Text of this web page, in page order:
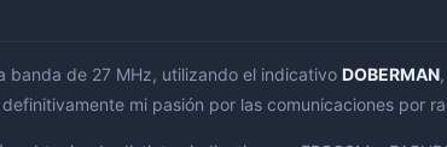
banda de 27 MHz, utilizando el indicativo DOBERMAN
mi pasión por las comunicaciones por